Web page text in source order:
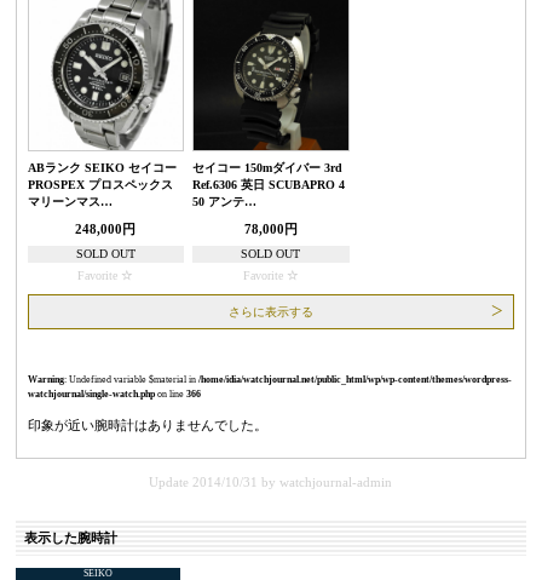
ABランク SEIKO セイコー
PROSPEX プロスペックス
マリーンマス…
248,000円
SOLD OUT
Favorite
セイコー 150mダイバー 3rd
Ref.6306 英日 SCUBAPRO 4
50 アンテ…
78,000円
SOLD OUT
Favorite
さらに表示する
Warning: Undefined variable $material in /home/idia/watchjournal.net/public_html/wp/wp-content/themes/wordpress-
watchjournal/single-watch.phpon line 366
印象が近い腕時計はありませんでした。
Update 2014/10/31 bywatchjournal-admin
表示した腕時計
SEIKO